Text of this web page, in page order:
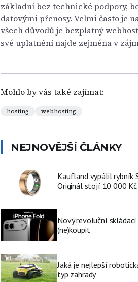
základní bez technické podpory,
datovými přenosy. Velmi často je
všech důvodů je bezplatný
své uplatnění najde zejména v
Mohlo by vás také zajímat:
hosting webhosting
NEJNOVĚJŠÍ ČLÁNKY
Kaufland vypálil rybník
Originál stojí 10 000 Kč
Nový revoluční
(ne)koupit
Jaká je nejlepší
typ zahrady